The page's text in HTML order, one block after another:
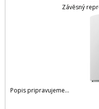
Závěsný
Popis pripravujeme...